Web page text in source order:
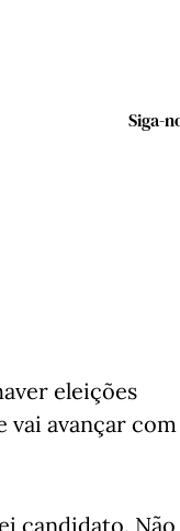
Siga-
eleições
avançar com
candidato.